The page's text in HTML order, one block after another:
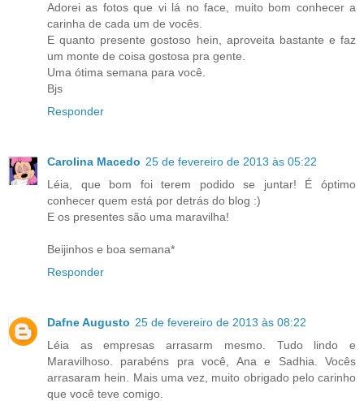
Adorei as fotos que vi lá no face, muito bom conhecer a
carinha de cada um de vocês.
E quanto presente gostoso hein, aproveita bastante e faz
um monte de coisa gostosa pra gente.
Uma ótima semana para você.
Bjs
Responder
Carolina Macedo 25 de fevereiro de 2013 às 05:22
Léia, que bom foi terem podido se juntar! É óptimo
conhecer quem está por detrás do blog :)
E os presentes são uma maravilha!
Beijinhos e boa semana*
Responder
Dafne Augusto 25 de fevereiro de 2013 às 08:22
Léia as empresas arrasarm mesmo. Tudo lindo e
Maravilhoso. parabéns pra você, Ana e Sadhia. Vocês
arrasaram hein. Mais uma vez, muito obrigado pelo carinho
que você teve comigo.